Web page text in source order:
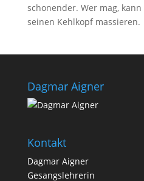
schonender. Wer mag,
seinen Kehlkopf massieren.
Dagmar Aigner
Kontakt
Dagmar Aigner
Gesangslehrerin